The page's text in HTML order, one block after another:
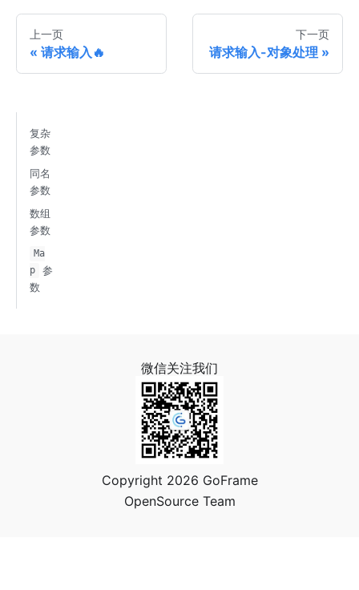
上一页
请求输入🔥
下一页
请求输入-对象处理
复杂
参数
同名
参数
数组
参数
Ma
p
参
数
微信关注我们
Copyright 2026 GoFrame
OpenSource Team